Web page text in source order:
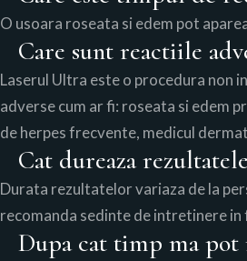
O usoara roseata si edem pot
Care sunt reactiile
Laserul Ultra este o procedura non
adverse cum ar fi: roseata si edem
de herpes frecvente, medicul
Cat dureaza
Durata rezultatelor variaza de la
recomanda sedinte de intretinere
Dupa cat timp ma pot